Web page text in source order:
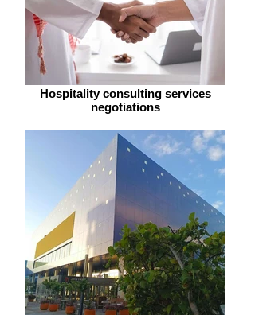
Hospitality consulting services
negotiations